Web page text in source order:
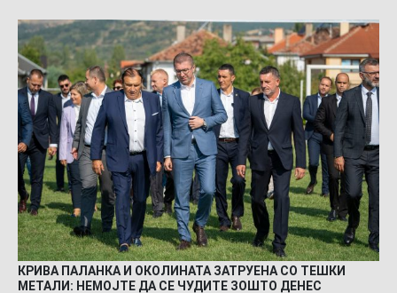
КРИВА ПАЛАНКА И ОКОЛИНАТА ЗАТРУЕНА СО ТЕШКИ
МЕТАЛИ: НЕМОЈТЕ ДА СЕ ЧУДИТЕ ЗОШТО ДЕНЕС